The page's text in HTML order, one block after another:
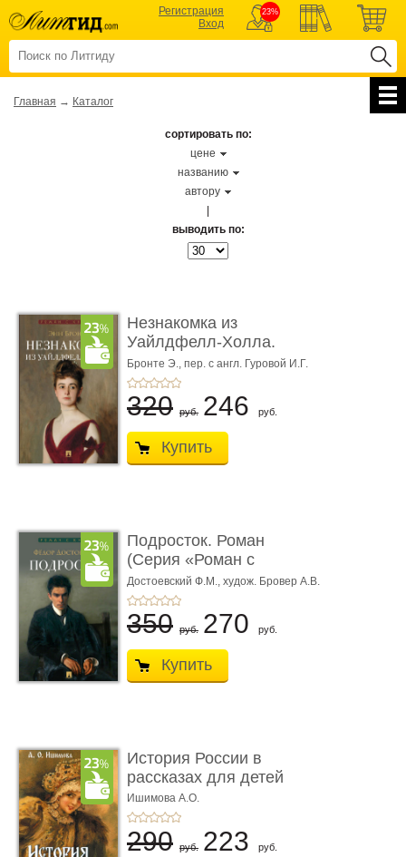
Регистрация
Вход
23%
Главная → Каталог
сортировать по:
цене
названию
автору
выводить по:
Незнакомка из
Уайлдфелл-Холла.
Роман (Серия «Р� ...
Бронте Э., пер. с англ. Гуровой И.Г.
320 руб. 246 руб.
Купить
Подросток. Роман
(Серия «Роман с
книгой»)
Достоевский Ф.М., худож. Бровер А.В.
350 руб. 270 руб.
Купить
История России в
рассказах для детей
Ишимова А.О.
290 руб. 223 руб.